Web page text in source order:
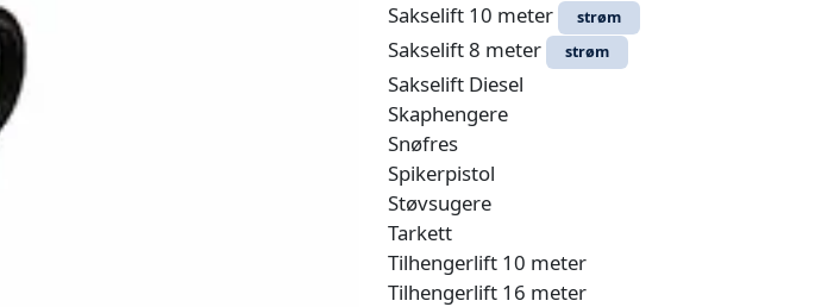
Sakselift 10 meter
strøm
Sakselift 8 meter strøm
Sakselift Diesel
Skaphengere
Snøfres
Spikerpistol
Støvsugere
Tarkett
Tilhengerlift 10 meter
Tilhengerlift 16 meter